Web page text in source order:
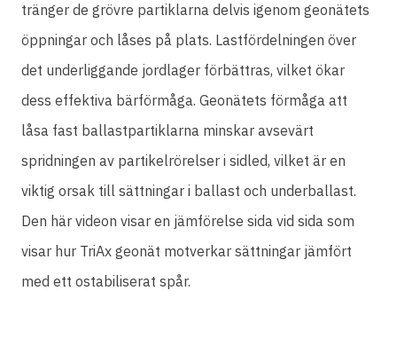
tränger de grövre partiklarna delvis igenom geonätets
öppningar och låses på plats. Lastfördelningen över
det underliggande jordlager förbättras, vilket ökar
dess effektiva bärförmåga. Geonätets förmåga att
låsa fast ballastpartiklarna minskar avsevärt
spridningen av partikelrörelser i sidled, vilket är en
viktig orsak till sättningar i ballast och underballast.
Den här videon visar en jämförelse sida vid sida som
visar hur TriAx geonät motverkar sättningar jämfört
med ett ostabiliserat spår.